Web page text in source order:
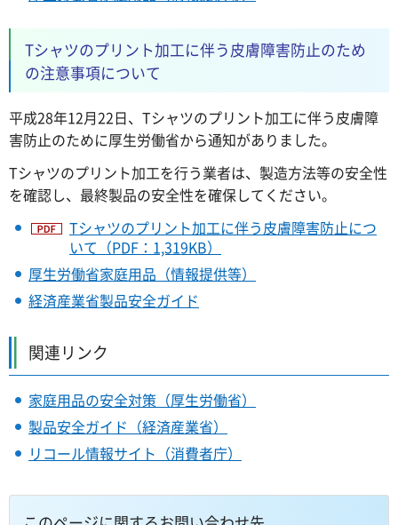
Tシャツのプリント加工に伴う皮膚障害防止のため
の注意事項について
平成28年12月22日、Tシャツのプリント加工に伴う皮膚障
害防止のために厚生労働省から通知がありました。
Tシャツのプリント加工を行う業者は、製造方法等の安全性
を確認し、最終製品の安全性を確保してください。
Tシャツのプリント加工に伴う皮膚障害防止につ
いて（PDF：1,319KB）
厚生労働省家庭用品（情報提供等）
経済産業省製品安全ガイド
関連リンク
家庭用品の安全対策（厚生労働省）
製品安全ガイド（経済産業省）
リコール情報サイト（消費者庁）